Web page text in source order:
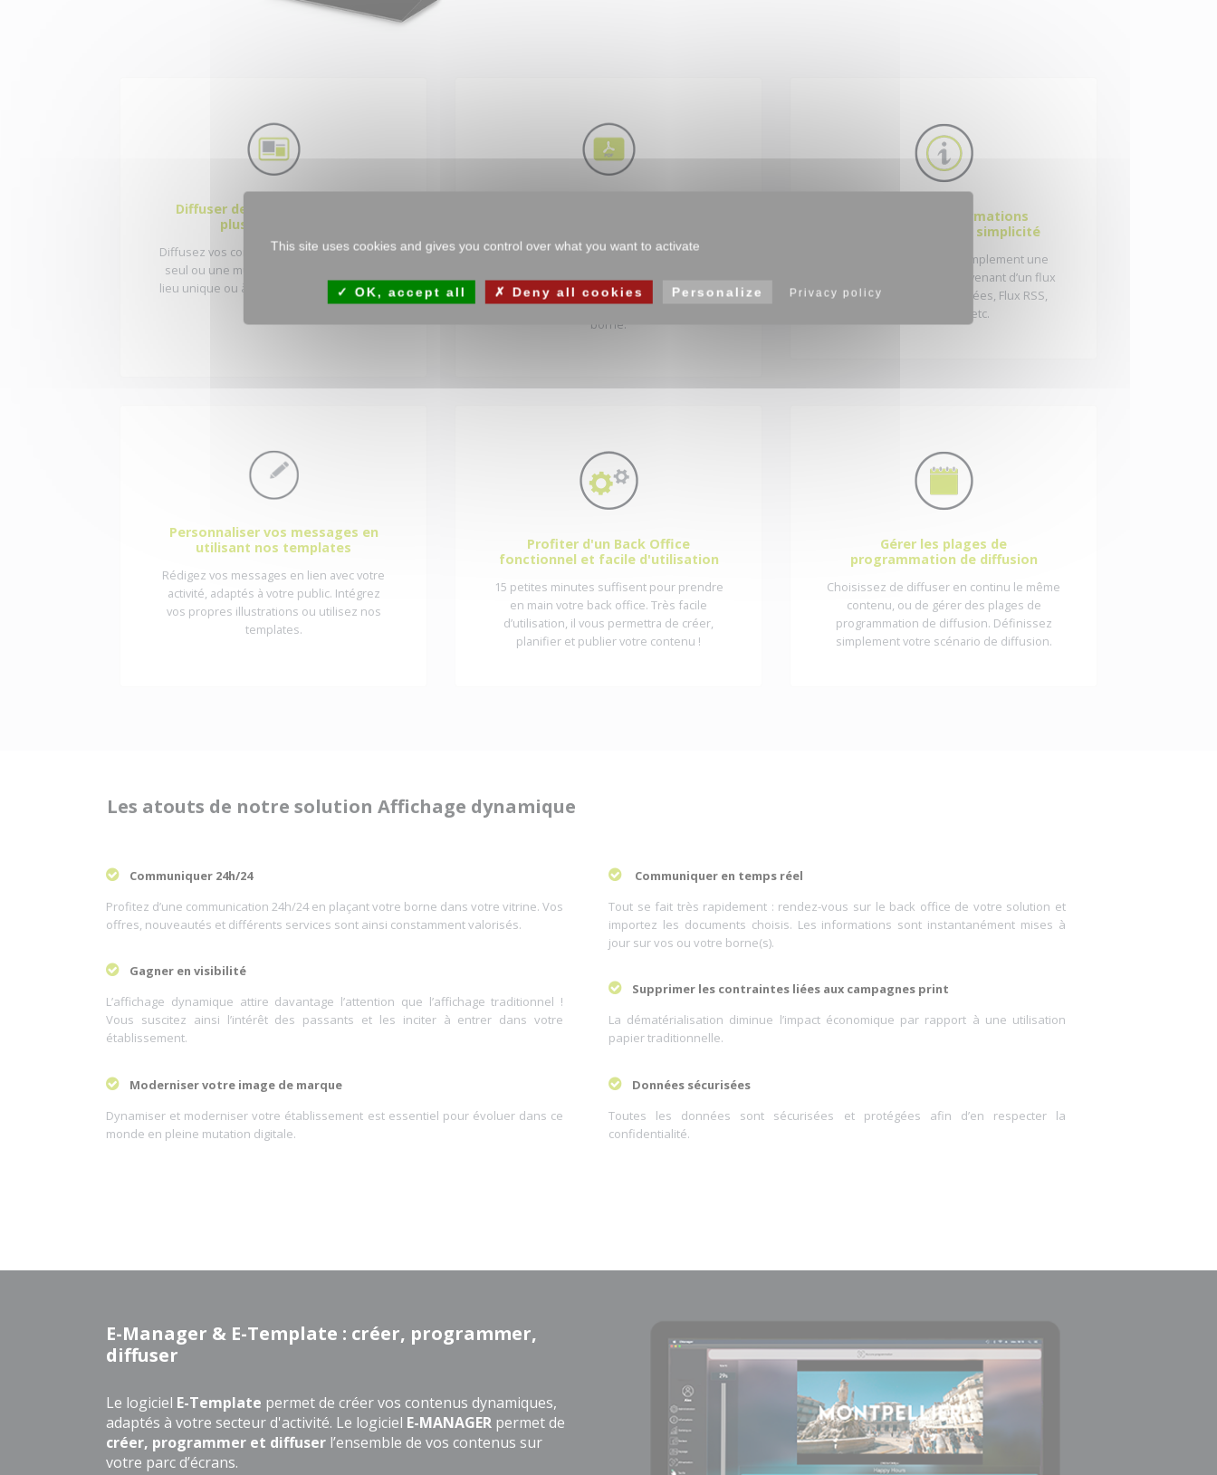
Diffuser des médias sur un ou
plusieurs écrans
Diffusez vos contenus multimédias sur un
seul ou une multitude d’écrans, dans un
lieu unique ou à l’autre bout de la planète.
Rendez-vous sur le back office de votre
choisis. Les informations sont
instantanément mises à jour sur votre
borne.
Diffuser des informations
pratiques en toute simplicité
Vous pouvez diffuser simplement une
typologie de contenu provenant d’un flux
Web : API, base de données, Flux RSS,
Méteo, Trafic etc.
Personnaliser vos messages en
utilisant nos templates
Rédigez vos messages en lien avec votre
activité, adaptés à votre public. Intégrez
vos propres illustrations ou utilisez nos
templates.
Profiter d'un Back Office
fonctionnel et facile d'utilisation
15 petites minutes suffisent pour prendre
en main votre back office. Très facile
d’utilisation, il vous permettra de créer,
planifier et publier votre contenu !
Gérer les plages de
programmation de diffusion
Choisissez de diffuser en continu le même
contenu, ou de gérer des plages de
programmation de diffusion. Définissez
simplement votre scénario de diffusion.
Les atouts de notre solution Affichage dynamique
Communiquer 24h/24
Profitez d’une communication 24h/24 en plaçant votre borne dans votre vitrine. Vos
offres, nouveautés et différents services sont ainsi constamment valorisés.
Gagner en visibilité
L’affichage dynamique attire davantage l’attention que l’affichage traditionnel !
Vous suscitez ainsi l’intérêt des passants et les inciter à entrer dans votre
établissement.
Moderniser votre image de marque
Dynamiser et moderniser votre établissement est essentiel pour évoluer dans ce
monde en pleine mutation digitale.
Communiquer en temps réel
Tout se fait très rapidement : rendez-vous sur le back office de votre solution et
importez les documents choisis. Les informations sont instantanément mises à
jour sur vos ou votre borne(s).
Supprimer les contraintes liées aux campagnes print
La dématérialisation diminue l’impact économique par rapport à une utilisation
papier traditionnelle.
Données sécurisées
Toutes les données sont sécurisées et protégées afin d’en respecter la
confidentialité.
E-Manager & E-Template : créer, programmer,
diffuser
Le logiciel E-Template permet de créer vos contenus dynamiques,
adaptés à votre secteur d'activité. Le logiciel E-MANAGER permet de
créer, programmer et diffuser l’ensemble de vos contenus sur
votre parc d’écrans.
This site uses cookies and gives you control over what you want to activate
OK, accept all Deny all cookies Personalize Privacy policy